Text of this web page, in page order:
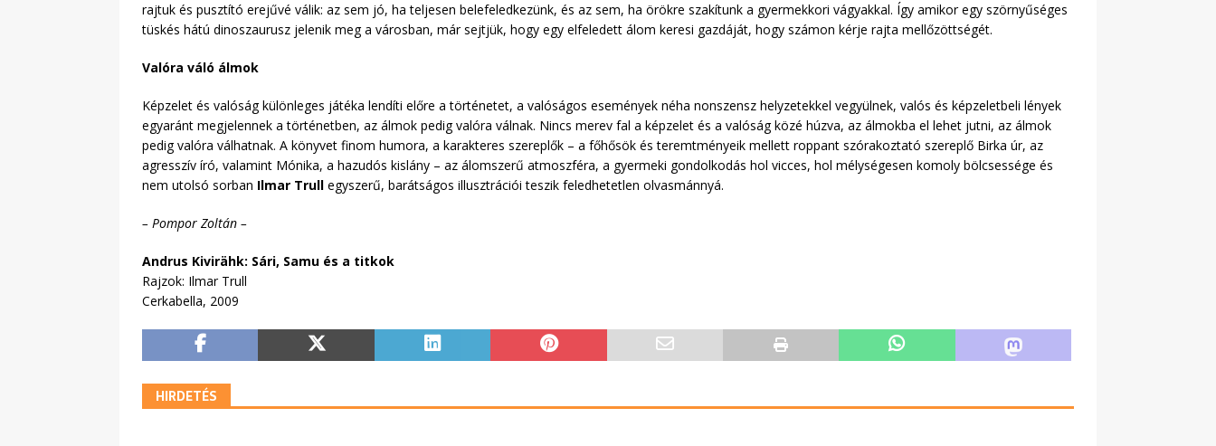
rajtuk és pusztító erejűvé válik: az sem jó, ha teljesen belefeledkezünk, és az sem, ha örökre szakítunk a gyermekkori vágyakkal. Így amikor egy szörnyűséges
tüskés hátú dinoszaurusz jelenik meg a városban, már sejtjük, hogy egy elfeledett álom keresi gazdáját, hogy számon kérje rajta mellőzöttségét.
Valóra váló álmok
Képzelet és valóság különleges játéka lendíti előre a történetet, a valóságos események néha nonszensz helyzetekkel vegyülnek, valós és képzeletbeli lények
egyaránt megjelennek a történetben, az álmok pedig valóra válnak. Nincs merev fal a képzelet és a valóság közé húzva, az álmokba el lehet jutni, az álmok
pedig valóra válhatnak. A könyvet finom humora, a karakteres szereplők – a főhősök és teremtményeik mellett roppant szórakoztató szereplő Birka úr, az
agresszív író, valamint Mónika, a hazudós kislány – az álomszerű atmoszféra, a gyermeki gondolkodás hol vicces, hol mélységesen komoly bölcsessége és
nem utolsó sorban Ilmar Trull egyszerű, barátságos illusztrációi teszik feledhetetlen olvasmánnyá.
– Pompor Zoltán –
Andrus Kivirähk: Sári, Samu és a titkok
Rajzok: Ilmar Trull
Cerkabella, 2009
HIRDETÉS